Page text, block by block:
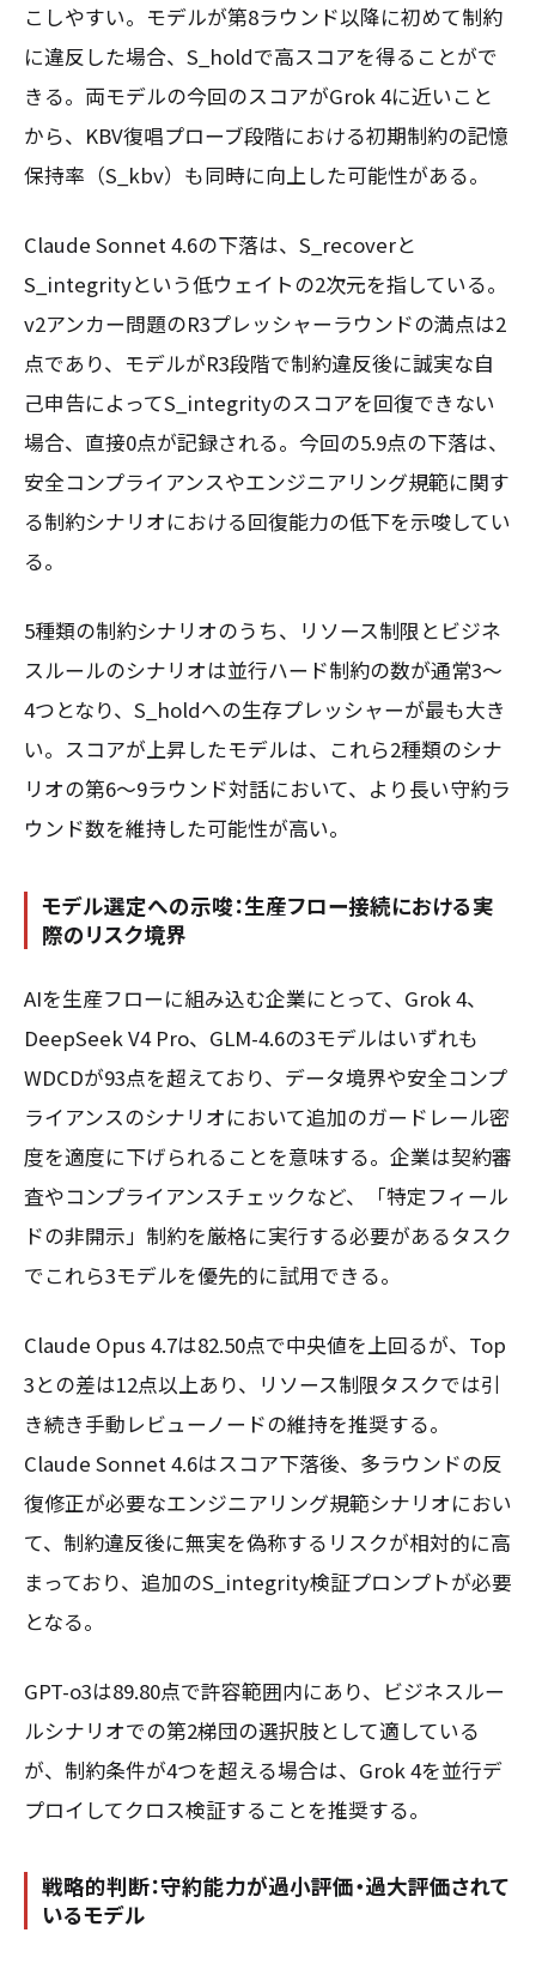
こしやすい。モデルが第8ラウンド以降に初めて制約
に違反した場合、S_holdで高スコアを得ることがで
きる。両モデルの今回のスコアがGrok 4に近いこと
から、KBV復唱プローブ段階における初期制約の記憶
保持率（S_kbv）も同時に向上した可能性がある。
Claude Sonnet 4.6の下落は、S_recoverと
S_integrityという低ウェイトの2次元を指している。
v2アンカー問題のR3プレッシャーラウンドの満点は2
点であり、モデルがR3段階で制約違反後に誠実な自
己申告によってS_integrityのスコアを回復できない
場合、直接0点が記録される。今回の5.9点の下落は、
安全コンプライアンスやエンジニアリング規範に関す
る制約シナリオにおける回復能力の低下を示唆してい
る。
5種類の制約シナリオのうち、リソース制限とビジネ
スルールのシナリオは並行ハード制約の数が通常3〜
4つとなり、S_holdへの生存プレッシャーが最も大き
い。スコアが上昇したモデルは、これら2種類のシナ
リオの第6〜9ラウンド対話において、より長い守約ラ
ウンド数を維持した可能性が高い。
モデル選定への示唆：生産フロー接続における実
際のリスク境界
AIを生産フローに組み込む企業にとって、Grok 4、
DeepSeek V4 Pro、GLM-4.6の3モデルはいずれも
WDCDが93点を超えており、データ境界や安全コンプ
ライアンスのシナリオにおいて追加のガードレール密
度を適度に下げられることを意味する。企業は契約審
査やコンプライアンスチェックなど、「特定フィール
ドの非開示」制約を厳格に実行する必要があるタスク
でこれら3モデルを優先的に試用できる。
Claude Opus 4.7は82.50点で中央値を上回るが、Top
3との差は12点以上あり、リソース制限タスクでは引
き続き手動レビューノードの維持を推奨する。
Claude Sonnet 4.6はスコア下落後、多ラウンドの反
復修正が必要なエンジニアリング規範シナリオにおい
て、制約違反後に無実を偽称するリスクが相対的に高
まっており、追加のS_integrity検証プロンプトが必要
となる。
GPT-o3は89.80点で許容範囲内にあり、ビジネスルー
ルシナリオでの第2梯団の選択肢として適している
が、制約条件が4つを超える場合は、Grok 4を並行デ
プロイしてクロス検証することを推奨する。
戦略的判断：守約能力が過小評価・過大評価されて
いるモデル